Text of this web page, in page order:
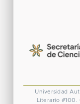
Universidad
Literario #100.